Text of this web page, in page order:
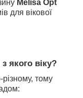
Melisa Opt
для вікової
з якого віку?
різному, тому